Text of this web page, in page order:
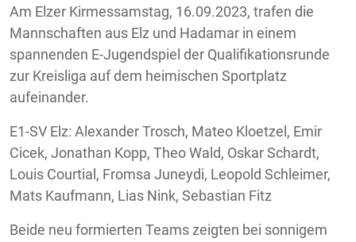
Am Elzer Kirmessamstag, 16.09.2023, trafen die
Mannschaften aus Elz und Hadamar in einem
spannenden E-Jugendspiel der Qualifikationsrunde
zur Kreisliga auf dem heimischen Sportplatz
aufeinander.
E1-SV Elz: Alexander Trosch, Mateo Kloetzel, Emir
Cicek, Jonathan Kopp, Theo Wald, Oskar Schardt,
Louis Courtial, Fromsa Juneydi, Leopold Schleimer,
Mats Kaufmann, Lias Nink, Sebastian Fitz
Beide neu formierten Teams zeigten bei sonnigem